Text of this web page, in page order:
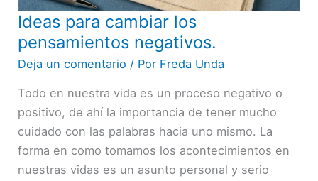
Ideas para cambiar los
pensamientos negativos.
Deja un comentario / Por Freda Unda
Todo en nuestra vida es un proceso negativo o
positivo, de ahí la importancia de tener mucho
cuidado con las palabras hacia uno mismo. La
forma en como tomamos los acontecimientos en
nuestras vidas es un asunto personal y serio
Ideas
para
cambiar
pensamientos
negativos.